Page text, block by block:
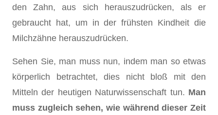
den Zahn, aus sich herauszudrücken, als er
gebraucht hat, um in der frühsten Kindheit die
Milchzähne herauszudrücken.
Sehen Sie, man muss nun, indem man so etwas
körperlich betrachtet, dies nicht bloß mit den
Mitteln der heutigen Naturwissenschaft tun. Man
muss zugleich sehen, wie während dieser Zeit